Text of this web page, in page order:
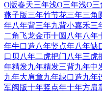
O版春天三年浅O三年浅O三
燕子版三年竹节花三年三角
年八年背三年九背小嘉禾三
二角飞龙金币十圆 八年八年
年牛口造八年竖点年八年缺
口贝 八年二虎把门 八年三虎
年精发九年精发三背九年中
九年大肩章九年缺口造九年
军阀版十年竖点年十年方肩